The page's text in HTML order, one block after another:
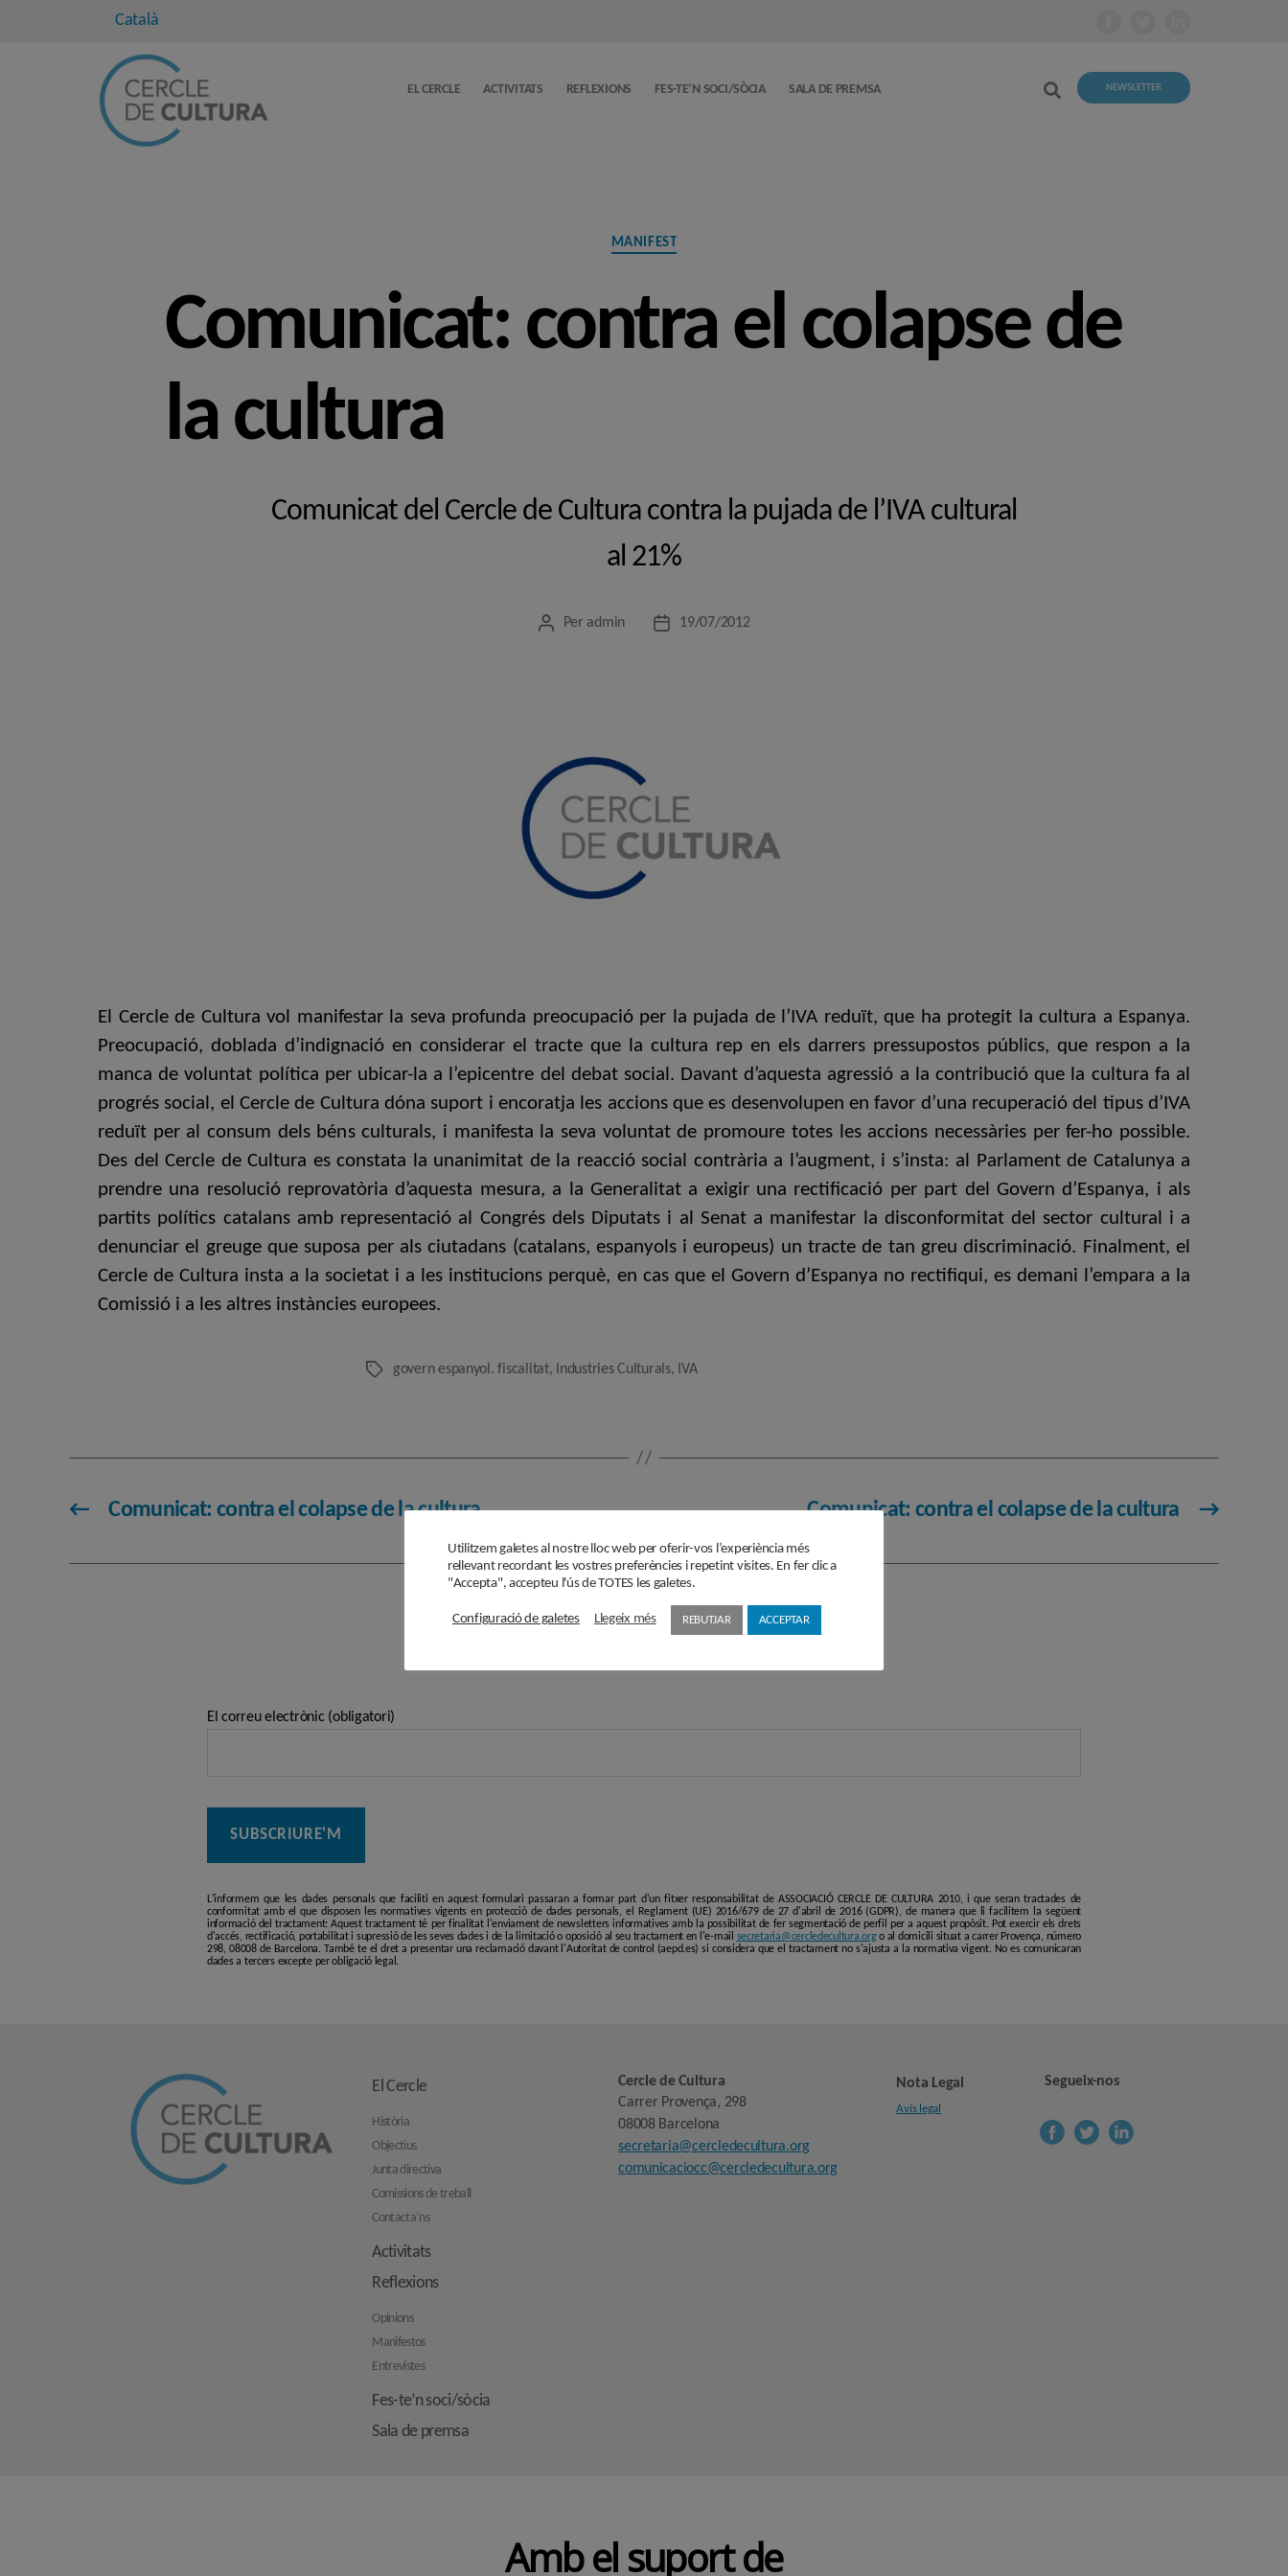
Català
EL CERCLE ACTIVITATS REFLEXIONS FES-TE’N SOCI/SÒCIA SALA DE PREMSA NEWSLETTER
Categories
MANIFEST
Comunicat: contra el colapse de
la cultura
Comunicat del Cercle de Cultura contra la pujada de l’IVA cultural
al 21%
Autor
Per admin
Data19/07/2012
El Cercle de Cultura vol manifestar la seva profunda preocupació per la pujada de l’IVA reduït, que ha protegit la cultura a Espanya.
Preocupació, doblada d’indignació en considerar el tracte que la cultura rep en els darrers pressupostos públics, que respon a la
manca de voluntat política per ubicar-la a l’epicentre del debat social. Davant d’aquesta agressió a la contribució que la cultura fa al
progrés social, el Cercle de Cultura dóna suport i encoratja les accions que es desenvolupen en favor d’una recuperació del tipus d’IVA
reduït per al consum dels béns culturals, i manifesta la seva voluntat de promoure totes les accions necessàries per fer-ho possible.
Des del Cercle de Cultura es constata la unanimitat de la reacció social contrària a l’augment, i s’insta: al Parlament de Catalunya a
prendre una resolució reprovatòria d’aquesta mesura, a la Generalitat a exigir una rectificació per part del Govern d’Espanya, i als
partits polítics catalans amb representació al Congrés dels Diputats i al Senat a manifestar la disconformitat del sector cultural i a
denunciar el greuge que suposa per als ciutadans (catalans, espanyols i europeus) un tracte de tan greu discriminació. Finalment, el
Cercle de Cultura insta a la societat i a les institucions perquè, en cas que el Govern d’Espanya no rectifiqui, es demani l’empara a la
Comissió i a les altres instàncies europees.
Etiquetesgovern espanyol. fiscalitat, Industries Culturals, IVA
← Comunicat: contra el colapse de la cultura →
Comunicat: contra el colapse de la cultura
Subscriu-te a la Newsletter
El correu electrònic (obligatori)
L'informem que les dades personals que faciliti en aquest formulari passaran a formar part d'un fitxer responsabilitat de ASSOCIACIÓ CERCLE DE CULTURA 2010, i que seran tractades de
conformitat amb el que disposen les normatives vigents en protecció de dades personals, el Reglament (UE) 2016/679 de 27 d'abril de 2016 (GDPR), de manera que li facilitem la següent
informació del tractament: Aquest tractament té per finalitat l'enviament de newsletters informatives amb la possibilitat de fer segmentació de perfil per a aquest propòsit. Pot exercir els drets
d'accés, rectificació, portabilitat i supressió de les seves dades i de la limitació o oposició al seu tractament en l'e-mail secretaria@cercledecultura.orgo al domicili situat a carrer Provença, número
298, 08008 de Barcelona. També te el dret a presentar una reclamació davant l'Autoritat de control (aepd.es) si considera que el tractament no s'ajusta a la normativa vigent. No es comunicaran
dades a tercers excepte per obligació legal.
El Cercle
Història
Objectius
Junta directiva
Comissions de treball
Contacta’ns
Activitats
Reflexions
Opinions
Manifestos
Entrevistes
Fes-te’n soci/sòcia
Sala de premsa
Cercle de Cultura
Carrer Provença, 298
08008 Barcelona
secretaria@cercledecultura.org
comunicaciocc@cercledecultura.org
Nota Legal
Avís legal
Segueix-nos
Amb el suport de
Utilitzem galetes al nostre lloc web per oferir-vos l’experiència més
rellevant recordant les vostres preferències i repetint visites. En fer clic a
"Accepta", accepteu l'ús de TOTES les galetes.
Configuració de galetes Llegeix més REBUTJAR ACCEPTAR